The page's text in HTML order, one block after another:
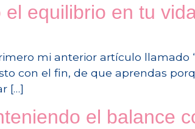
equilibrio en tu
mi anterior artículo llamado
con el fin, de que aprendas
[…]
el balance